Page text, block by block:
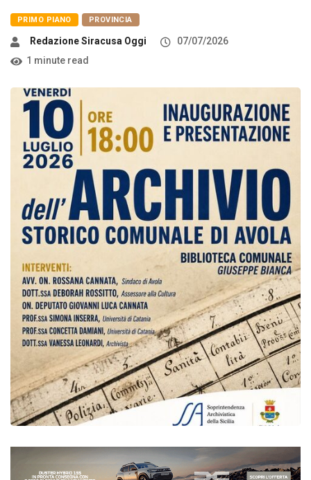
PRIMO PIANO PROVINCIA
Redazione Siracusa Oggi
07/07/2026
1 minute read